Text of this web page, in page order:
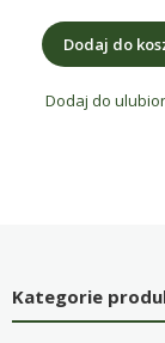
Dodaj do
Dodaj do
Kategorie